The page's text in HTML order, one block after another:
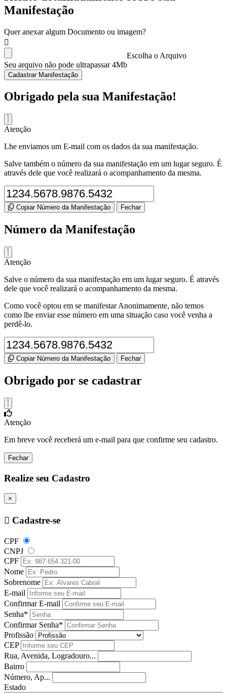
Manifestação
Quer anexar algum Documento ou imagem?
Escolha o Arquivo
Seu arquivo não pode ultrapassar 4Mb
Cadastrar Manifestação
Obrigado pela sua Manifestação!
Atenção
Lhe enviamos um E-mail com os dados da sua manifestação.
Salve também o número da sua manifestação em um lugar seguro. É
através dele que você realizará o acompanhamento da mesma.
Copiar Número da Manifestação Fechar
Número da Manifestação
Atenção
Salve o número da sua manifestação em um lugar seguro. É através
dele que você realizará o acompanhamento da mesma.
Como você optou em se manifestar Anonimamente, não temos
como lhe enviar esse número em uma situação caso você venha a
perdê-lo.
Copiar Número da Manifestação Fechar
Obrigado por se cadastrar
Atenção
Em breve você receberá um e-mail para que confirme seu cadastro.
Fechar
Realize seu Cadastro
×
Cadastre-se
CPF
CNPJ
CPF
Nome
Sobrenome
E-mail
Confirmar E-mail
Senha*
Confirmar Senha*
Profissão
CEP
Rua, Avenida, Logradouro...
Bairro
Número, Ap...
Estado